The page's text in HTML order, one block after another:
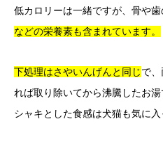
低カロリーは一緒ですが、骨や
などの栄養素も含まれています。
下処理はさやいんげんと同じで
れば取り除いてから沸騰したお
シャキとした食感は犬猫も気に入